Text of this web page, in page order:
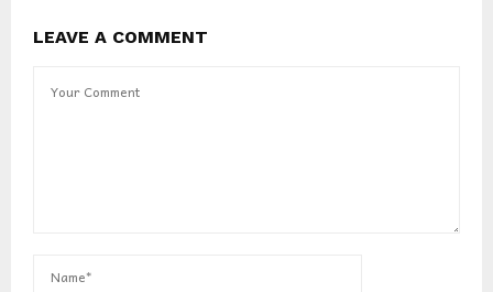
LEAVE A COMMENT